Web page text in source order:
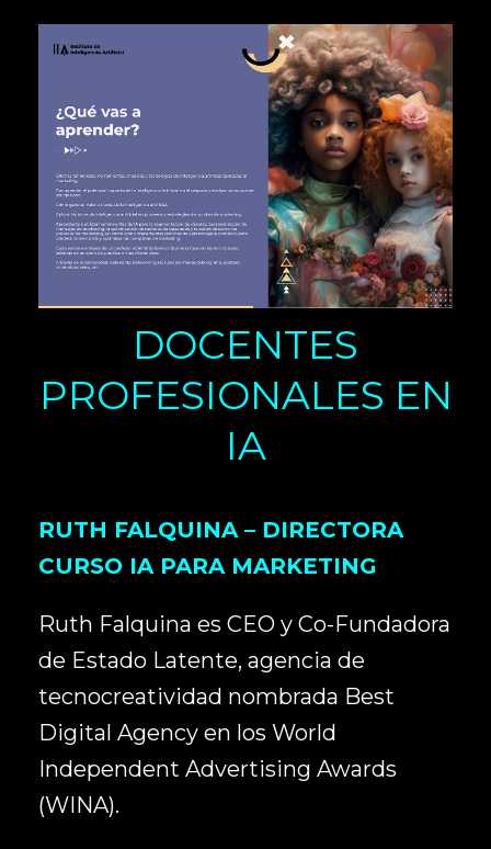
DOCENTES
PROFESIONALES EN
IA
RUTH FALQUINA – DIRECTORA
CURSO IA PARA MARKETING
Ruth Falquina es CEO y Co-Fundadora
de Estado Latente, agencia de
tecnocreatividad nombrada Best
Digital Agency en los World
Independent Advertising Awards
(WINA).